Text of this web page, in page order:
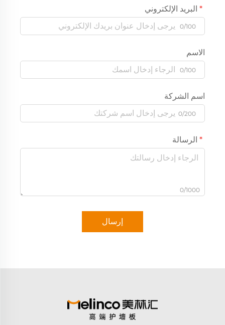
البريد الإلكتروني
0/100
الاسم
0/100
اسم الشركة
0/200
الرسالة
0/1000
إرسال